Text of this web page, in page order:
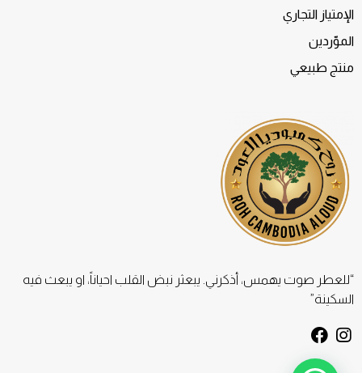
“للعطر صوت يهمس، أذكرني. يبعثر نبض القلب احياناً، او يبعث فيه
السكينة”
I
s
F
c
الإمتياز التجاري
الموّردين
منتج طبيعي